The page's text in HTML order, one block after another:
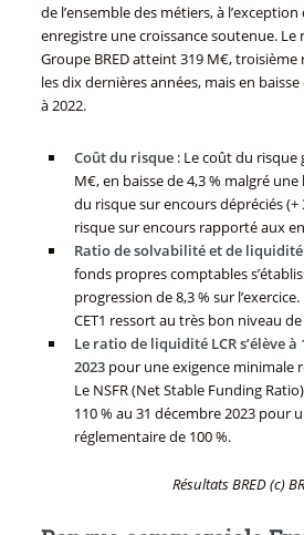
de l’ensemble des métiers, à
enregistre une croissance soutenue.
Groupe BRED atteint 319 M€,
les dix dernières années, mais en
à 2022.
Coût du risque: Le coût du risque
M€, en baisse de 4,3 % malgré
du risque sur encours dépréciés (+
risque sur encours rapporté aux
Ratio de solvabilité et de
fonds propres comptables
progression de 8,3 % sur
CET1 ressort au très bon niveau de
Le ratio de liquidité LCR s’élève à
2023pour une exigence minimale
Le NSFR (Net Stable Funding
110 % au 31 décembre 2023 pour
réglementaire de 100 %.
Résultats BRED (c)